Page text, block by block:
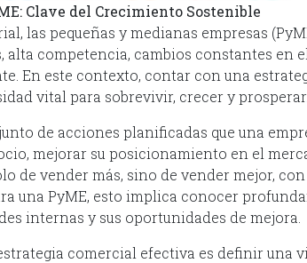
Clave del Crecimiento Sostenible
las pequeñas y medianas empresas
competencia, cambios constantes en
En este contexto, contar con una
vital para sobrevivir, crecer y prosperar.
de acciones planificadas que una
mejorar su posicionamiento en el
de vender más, sino de vender mejor,
una PyME, esto implica conocer
internas y sus oportunidades de mejora.
comercial efectiva es definir una